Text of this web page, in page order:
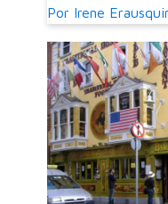
Por Irene